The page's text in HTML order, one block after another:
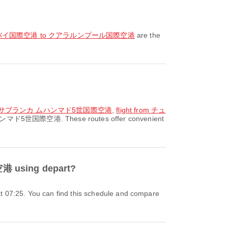
国際空港 to クアラルンプール国際空港are the
ブランカ ムハンマド5世国際空港 ,flight from チュ
マド5世国際空港. These routes offer convenient
港 using depart?